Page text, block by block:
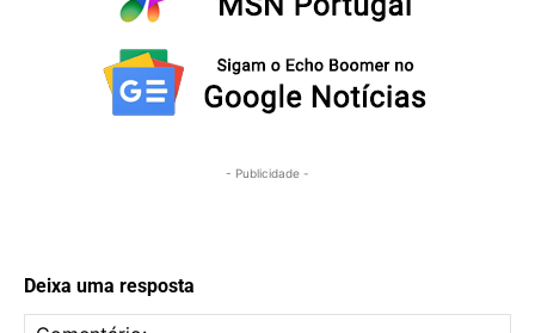
- Publicidade -
Deixa uma resposta